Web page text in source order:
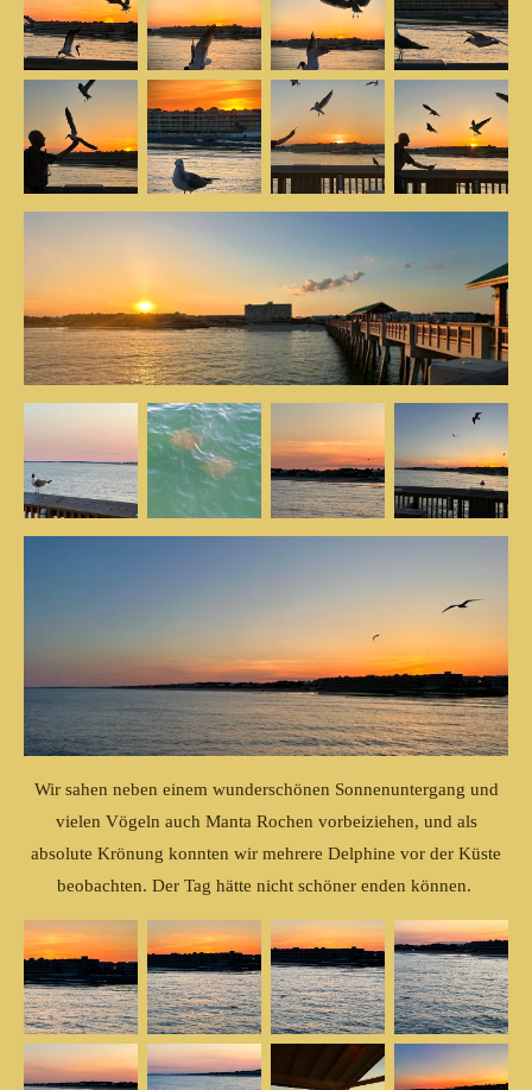
Wir sahen neben einem wunderschönen Sonnenuntergang und
vielen Vögeln auch Manta Rochen vorbeiziehen, und als
absolute Krönung konnten wir mehrere Delphine vor der Küste
beobachten. Der Tag hätte nicht schöner enden können.